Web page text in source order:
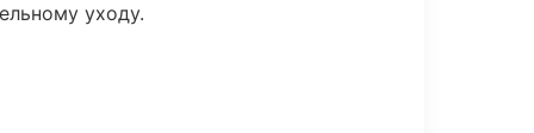
уходу.